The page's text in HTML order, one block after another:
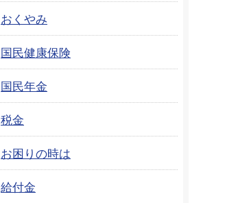
おくやみ
国民健康保険
国民年金
税金
お困りの時は
給付金